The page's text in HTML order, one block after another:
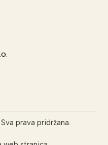
prava pridržana.